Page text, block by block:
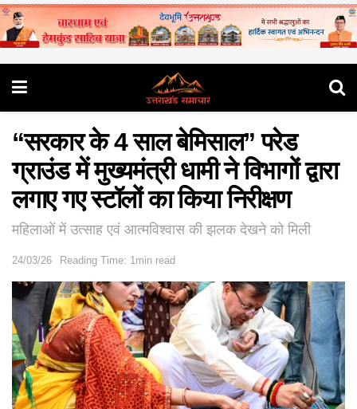
“सरकार के 4 साल बेमिसाल” परेड
ग्राउंड में मुख्यमंत्री धामी ने विभागों द्वारा
लगाए गए स्टॉलों का किया निरीक्षण
महिलाओं में उत्साह एवं आत्मविश्वास की झलक देखने को मिली
24/03/26 Reading Time: 1min read